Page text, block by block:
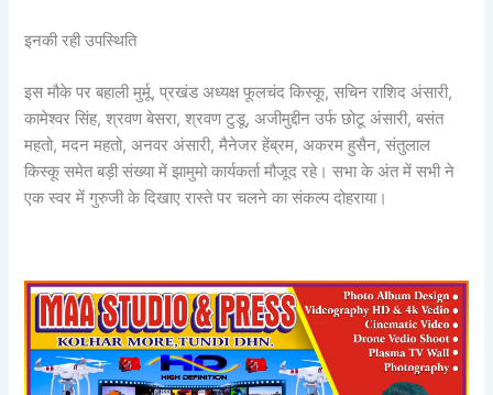
इनकी रही उपस्थिति
इस मौके पर बहाली मुर्मू, प्रखंड अध्यक्ष फूलचंद किस्कू, सचिन राशिद अंसारी,
कामेश्वर सिंह, श्रवण बेसरा, श्रवण टुडू, अजीमुद्दीन उर्फ छोटू अंसारी, बसंत
महतो, मदन महतो, अनवर अंसारी, मैनेजर हेंब्रम, अकरम हुसैन, संतुलाल
किस्कू समेत बड़ी संख्या में झामुमो कार्यकर्ता मौजूद रहे। सभा के अंत में सभी ने
एक स्वर में गुरुजी के दिखाए रास्ते पर चलने का संकल्प दोहराया।